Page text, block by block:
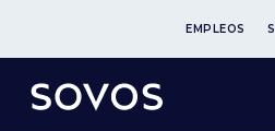
EMPLEOS